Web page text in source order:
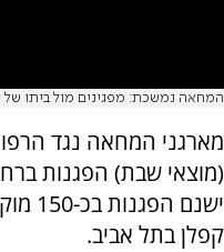
המחאה נמשכת: מפגינים מול ביתו של
מארגני המחאה נגד
(מוצאי שבת) הפגנות
קפלן בתל אביב.